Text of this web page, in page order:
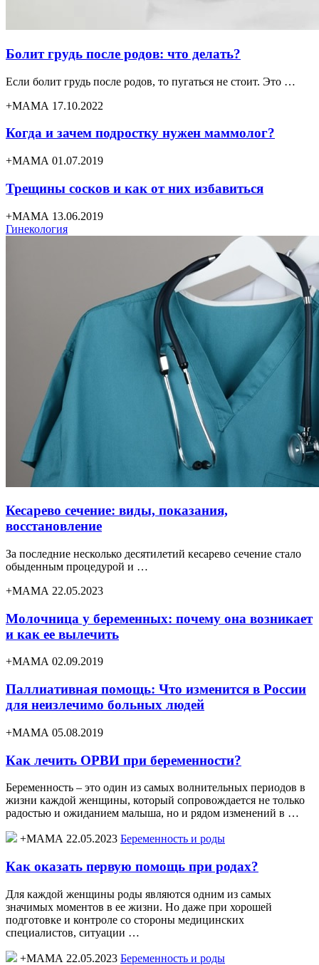
Болит грудь после родов: что делать?
Если болит грудь после родов, то пугаться не стоит. Это …
+МАМА 17.10.2022
Когда и зачем подростку нужен маммолог?
+МАМА 01.07.2019
Трещины сосков и как от них избавиться
+МАМА 13.06.2019
Гинекология
Кесарево сечение: виды, показания,
восстановление
За последние несколько десятилетий кесарево сечение стало
обыденным процедурой и …
+МАМА 22.05.2023
Молочница у беременных: почему она возникает
и как ее вылечить
+МАМА 02.09.2019
Паллиативная помощь: Что изменится в России
для неизлечимо больных людей
+МАМА 05.08.2019
Как лечить ОРВИ при беременности?
Беременность – это один из самых волнительных периодов в
жизни каждой женщины, который сопровождается не только
радостью и ожиданием малыша, но и рядом изменений в …
+МАМА 22.05.2023 Беременность и роды
Как оказать первую помощь при родах?
Для каждой женщины роды являются одним из самых
значимых моментов в ее жизни. Но даже при хорошей
подготовке и контроле со стороны медицинских
специалистов, ситуации …
+МАМА 22.05.2023 Беременность и роды